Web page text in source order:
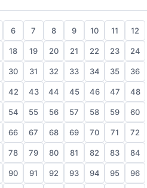
6 7 8 9 10 11 12
18 19 20 21 22 23 24
30 31 32 33 34 35 36
42 43 44 45 46 47 48
54 55 56 57 58 59 60
66 67 68 69 70 71 72
78 79 80 81 82 83 84
90 91 92 93 94 95 96